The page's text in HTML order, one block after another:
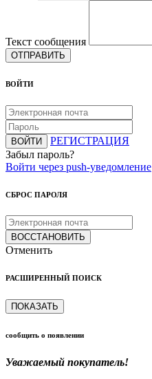
Текст сообщения
ОТПРАВИТЬ
ВОЙТИ
ВОЙТИ
РЕГИСТРАЦИЯ
Забыл пароль?
Войти через push-уведомление
СБРОС ПАРОЛЯ
ВОССТАНОВИТЬ
Отменить
РАСШИРЕННЫЙ ПОИСК
ПОКАЗАТЬ
сообщить о появлении
Уважаемый покупатель!